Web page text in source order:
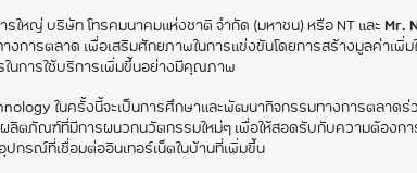
รใหญ่บริษัท โทรคมนาคมแห่งชาติ จำกัด (มหาชน) หรือ NT และMr.
ารตลาด เพื่อเสริมศักยภาพในการแข่งขันโดยการสร้างมูลค่าเพิ่
นการใช้บริการเพิ่มขึ้นอย่างมีคุณภาพ
ในครั้งนี้จะเป็นการศึกษาและพัฒนากิจกรรมทางการตลาดร่
ผลิตภัณฑ์ที่มีการผนวกนวัตกรรมใหม่ๆ เพื่อให้สอดรับกับความต้อง
กรณ์ที่เชื่อมต่ออินเทอร์เน็ตในบ้านที่เพิ่มขึ้น